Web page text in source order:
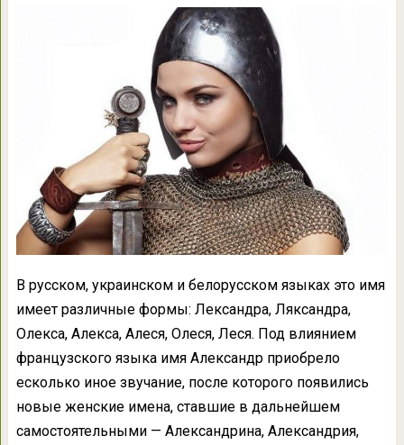
В русском, украинском и белорусском языках это имя
имеет различные формы: Лександра, Ляксандра,
Олекса, Алекса, Алеся, Олеся, Леся. Под влиянием
французского языка имя Александр приобрело
есколько иное звучание, после которого появились
новые женские имена, ставшие в дальнейшем
самостоятельными — Александрина, Александрия,